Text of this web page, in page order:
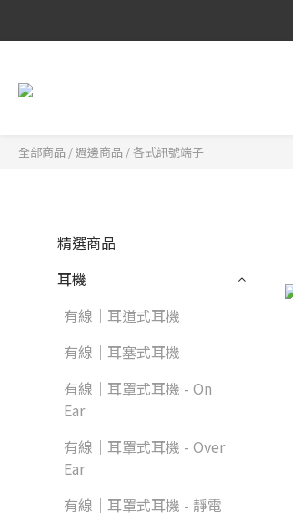
全部商品 /週邊商品 /各式訊號端子
精選商品
耳機
有線｜耳道式耳機
有線｜耳塞式耳機
有線｜耳罩式耳機 - On
Ear
有線｜耳罩式耳機 - Over
Ear
有線｜耳罩式耳機 - 靜電